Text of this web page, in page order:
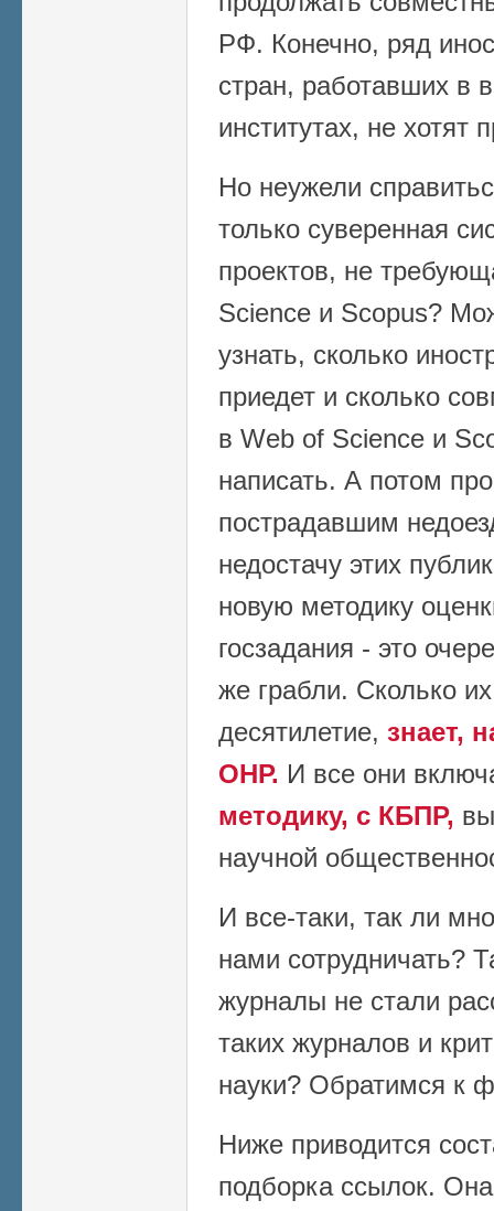
РФ. Конечно, ряд
стран, работавших в
институтах, не хотят
Но неужели
только суверенная
проектов, не
Science и Scopus?
узнать, сколько
приедет и сколько
в Web of Science и
написать. А потом
пострадавшим
недостачу этих
новую методику
госзадания - это
же грабли. Сколько
десятилетие, знает,
ОНР. И все они
методику, с КБПР,
научной
И все-таки, так ли
нами сотрудничать?
журналы не стали
таких журналов и
науки? Обратимся к
Ниже приводится
подборка ссылок.